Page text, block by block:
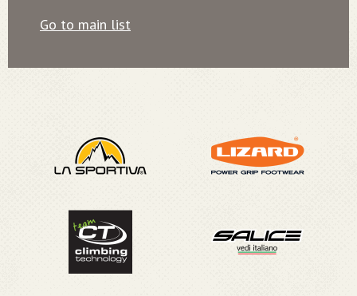
Go to main list